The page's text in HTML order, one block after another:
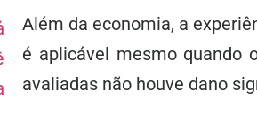
Além da economia, a
é aplicável mesmo quando
avaliadas não houve dano